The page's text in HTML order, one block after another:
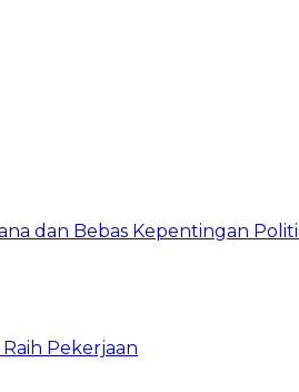
dan Bebas Kepentingan
Pekerjaan